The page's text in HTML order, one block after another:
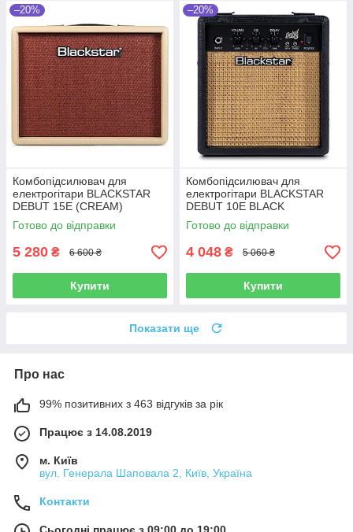
–20%
Комбопідсилювач для
електрогітари BLACKSTAR
DEBUT 15E (CREAM)
Готово до відправки
5 280 ₴ 6 600 ₴
Купити
–20%
Комбопідсилювач для
електрогітари BLACKSTAR
DEBUT 10E BLACK
Готово до відправки
4 048 ₴ 5 060 ₴
Купити
Показати ще
Про нас
99% позитивних з 463 відгуків за рік
Працює з 14.08.2019
м. Київ
вул. Генерала Шаповала 2, Київ, Україна
Контакти